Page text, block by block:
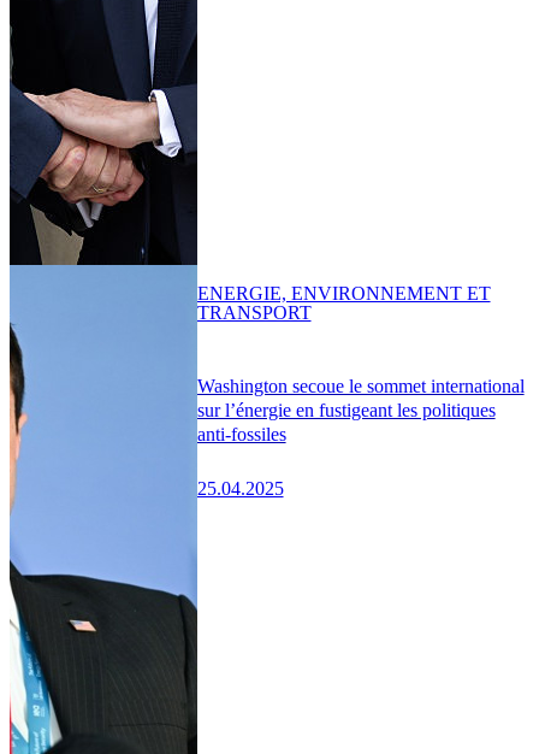
Washington secoue le sommet international
sur l’énergie en fustigeant les politiques
anti-fossiles
25.04.2025
ENERGIE, ENVIRONNEMENT ET
TRANSPORT